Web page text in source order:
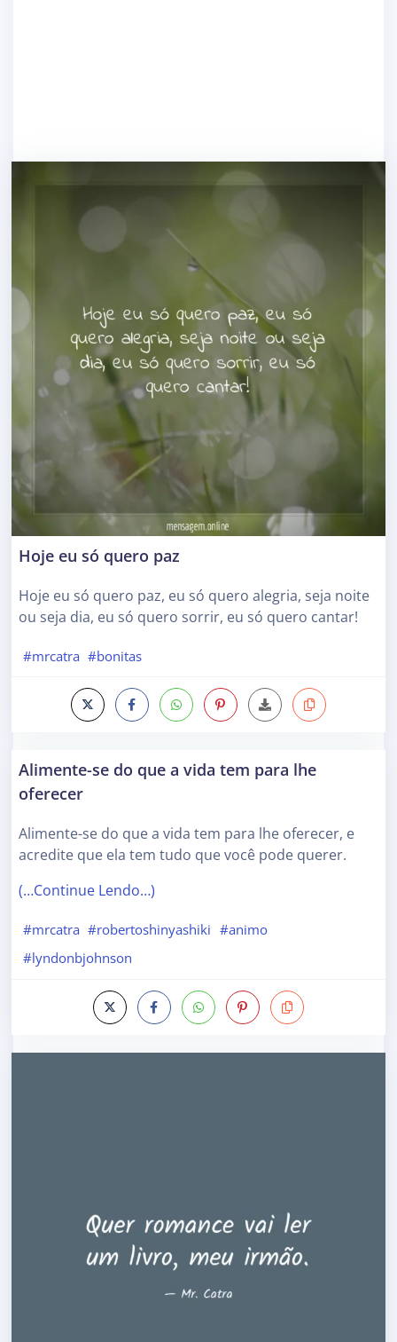
Hoje eu só quero paz
Hoje eu só quero paz, eu só quero alegria, seja noite
ou seja dia, eu só quero sorrir, eu só quero cantar!
#mrcatra #bonitas
Alimente-se do que a vida tem para lhe
oferecer
Alimente-se do que a vida tem para lhe oferecer, e
acredite que ela tem tudo que você pode querer.
(…Continue Lendo…)
#mrcatra #robertoshinyashiki #animo
#lyndonbjohnson